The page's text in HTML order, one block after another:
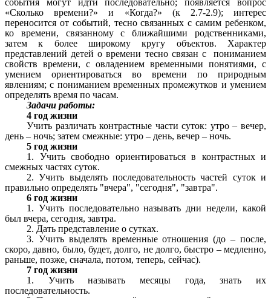
«Сколько времени?» и «Когда?» (к 2.7-2.9); интерес
переносится от событий, тесно связанных с самим ребенком,
ко времени, связанному с ближайшими родственниками,
затем к более широкому кругу объектов. Характер
представлений детей о времени тесно связан с пониманием
свойств времени, с овладением временными понятиями, с
умением ориентироваться во времени по природным
явлениям; с пониманием временных промежутков и умением
определять время по часам.
Задачи работы:
4 год жизни
Учить различать контрастные части суток: утро – вечер,
день – ночь; затем смежные: утро – день, вечер – ночь.
5 год жизни
1. Учить свободно ориентироваться в контрастных и
смежных частях суток.
2. Учить выделять последовательность частей суток и
правильно определять "вчера", "сегодня", "завтра".
6 год жизни
1. Учить последовательно называть дни недели, какой
был вчера, сегодня, завтра.
2. Дать представление о сутках.
3. Учить выделять временные отношения (до – после,
скоро, давно, было, будет, долго, не долго, быстро – медленно,
раньше, позже, сначала, потом, теперь, сейчас).
7 год жизни
1. Учить называть месяцы года, знать их
последовательность.